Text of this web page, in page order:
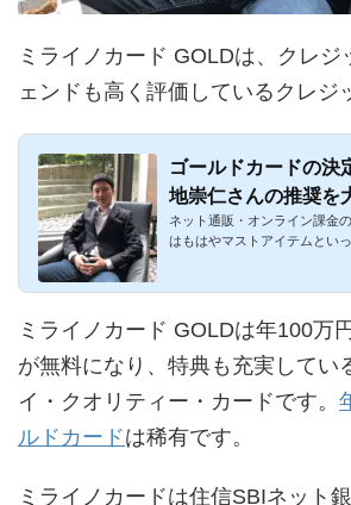
ミライノカード GOLDは、クレジ
ェンドも高く評価しているクレジ
ゴールドカードの決
地崇仁さんの推奨を
ネット通販・オンライン課金
はもはやマストアイテムとい
ミライノカード GOLDは年100万
が無料になり、特典も充実してい
イ・クオリティー・カードです。
ルドカードは稀有です。
ミライノカードは住信SBIネット